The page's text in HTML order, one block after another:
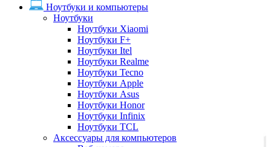
Ноутбуки и компьютеры
Ноутбуки
Ноутбуки Xiaomi
Ноутбуки F+
Ноутбуки Itel
Ноутбуки Realme
Ноутбуки Tecno
Ноутбуки Apple
Ноутбуки Asus
Ноутбуки Honor
Ноутбуки Infinix
Ноутбуки TCL
Аксессуары для компьютеров